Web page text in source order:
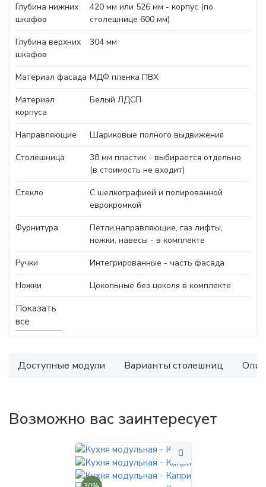
Глубина нижних
шкафов
420 мм или 526 мм - корпус (по
столешнице 600 мм)
Глубина верхних
шкафов
304 мм
Материал фасада МДФ пленка ПВХ
Материал
корпуса
Белый ЛДСП
Направляющие
Шариковые полного выдвижения
Столешница
38 мм пластик - выбирается отдельно
(в стоимость не входит)
Стекло
С шелкографией и полированной
еврокромкой
Фурнитура
Петли,направляющие, газ лифты,
ножки, навесы - в комплекте
Ручки
Интегрированные - часть фасада
Ножки
Цокольные без цоколя в комплекте
Показать
все
Доступные модули Варианты столешниц
Возможно вас заинтересует